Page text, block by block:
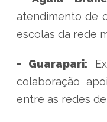
atendimento de
escolas da rede
- Guarapari:
colaboração
entre as redes